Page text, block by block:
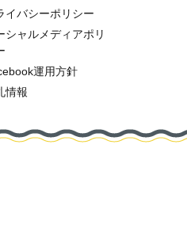
イバシーポリシー
シャルメディアポリ
運用方針
情報